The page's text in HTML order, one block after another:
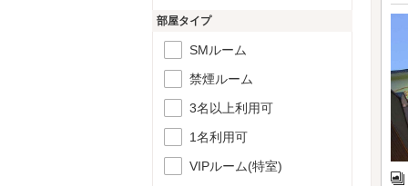
部屋タイプ
SMルーム
禁煙ルーム
3名以上利用可
1名利用可
VIPルーム(特室)